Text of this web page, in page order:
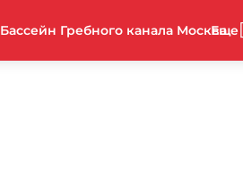
Бассейн Гребного канала Москва